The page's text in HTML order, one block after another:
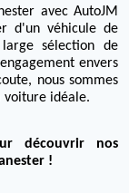
avec AutoJM
d'un véhicule de
sélection de
envers
nous sommes
voiture idéale.
découvrir nos
!